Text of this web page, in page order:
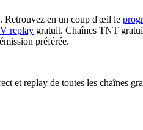
Retrouvez en un coup d'œil le
replay gratuit. Chaînes TNT
préférée.
et replay de toutes les chaînes